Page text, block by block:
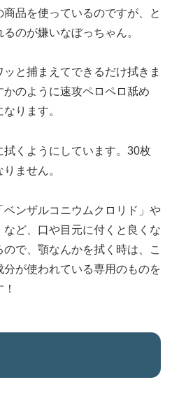
品を使っているのですが、と
のが嫌いなぼっちゃん。
と捕まえてできるだけ拭きま
のように速攻ペロペロ舐め
ります。
くようにしています。30枚
ません。
ンザルコニウムクロリド」や
など、口や目元に付くと良くな
で、顎なんかを拭く時は、こ
が使われている専用のものを